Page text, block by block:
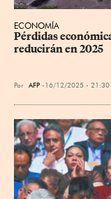
ECONOMÍA
Pérdidas
reducirán en 2025
Por AFP 16/12/2025 - 21:30